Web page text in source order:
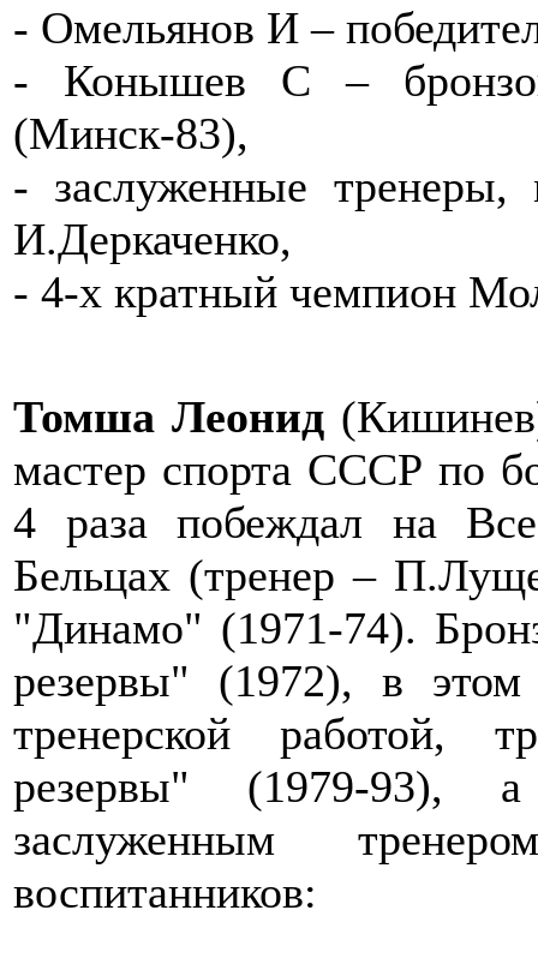
- Омельянов И –
- Конышев С –
(Минск-83),
- заслуженные тренеры,
И.Деркаченко,
- 4-х кратный чемпион
Томша Леонид
мастер спорта СССР по
4 раза побеждал на
Бельцах (тренер –
"Динамо" (1971-74).
резервы" (1972), в этом
тренерской
резервы" (1979-93),
заслуженным
воспитанников: